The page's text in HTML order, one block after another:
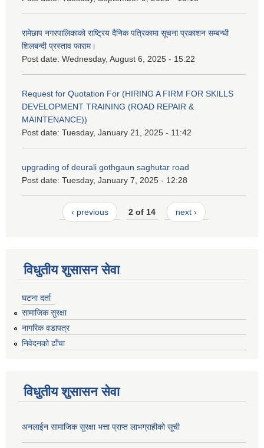
रामेछाप नगरपालिकाको राष्ट्रिय दैनिक पत्रिकामा सूचना प्रकाशन सम्बन्धी
शिलबन्दी प्रस्ताव फाराम।
Post date: Wednesday, August 6, 2025 - 15:22
Request for Quotation For (HIRING A FIRM FOR SKILLS
DEVELOPMENT TRAINING (ROAD REPAIR &
MAINTENANCE))
Post date: Tuesday, January 21, 2025 - 11:42
upgrading of deurali gothgaun saghutar road
Post date: Tuesday, January 7, 2025 - 12:28
‹ previous 2 of 14 next ›
विधुतीय शुसासन सेवा
घटना दर्ता
सामाजिक सुरक्षा
नागरिक वडापत्र
निवेदनको ढाँचा
विधुतीय शुसासन सेवा
अनलाईन सामाजिक सुरक्षा भत्ता प्राप्त लाभग्राहीको सूची